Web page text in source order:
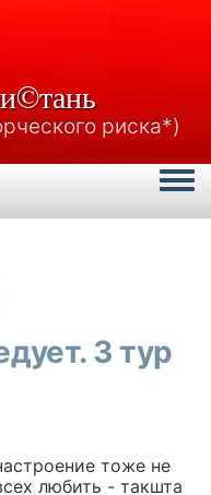
риска*)
3 тур
тоже не
любить - такшта